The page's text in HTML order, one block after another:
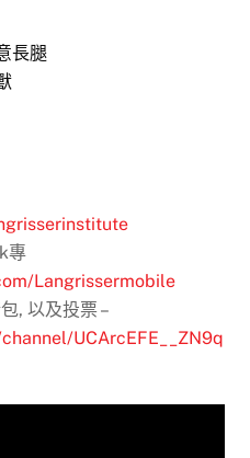
長腿
專
Langrissermobile
, 以及投票 –
UCArcEFE__ZN9q